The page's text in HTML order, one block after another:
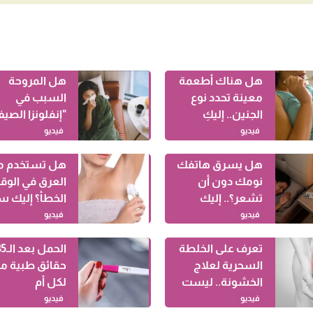
هل هناك أطعمة
معينة تحدد نوع
الجنين.. إليكِ
التفاصيل
فيديو
هل المروحة
السبب في
"إنفلونزا
اعرف
فيديو
هل يسرق هاتفك
نومك دون أن
تشعر؟.. إليك
مايحدث
فيديو
هل تستخدم
العرق في
الخطأ؟ إليك
الرائحة
فيديو
تعرف على الخلطة
السحرية لعلاج
الخشونة.. ليست
كريماً ولا عشبة
فيديو
حقائق طبية
لكل أم
فيديو